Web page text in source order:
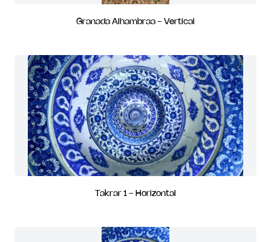
Granada Alhambraa - Vertical
Takrar 1 - Horizontal